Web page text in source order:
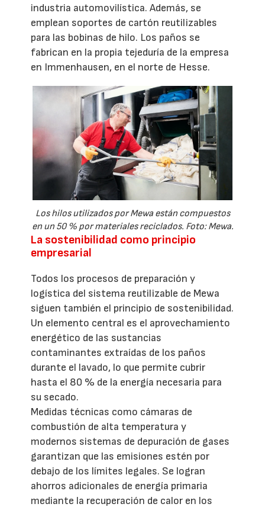
industria automovilística. Además, se
emplean soportes de cartón reutilizables
para las bobinas de hilo. Los paños se
fabrican en la propia tejeduría de la empresa
en Immenhausen, en el norte de Hesse.
Los hilos utilizados por Mewa están compuestos
en un 50 % por materiales reciclados. Foto: Mewa.
La sostenibilidad como principio
empresarial
Todos los procesos de preparación y
logística del sistema reutilizable de Mewa
siguen también el principio de sostenibilidad.
Un elemento central es el aprovechamiento
energético de las sustancias
contaminantes extraídas de los paños
durante el lavado, lo que permite cubrir
hasta el 80 % de la energía necesaria para
su secado.
Medidas técnicas como cámaras de
combustión de alta temperatura y
modernos sistemas de depuración de gases
garantizan que las emisiones estén por
debajo de los límites legales. Se logran
ahorros adicionales de energía primaria
mediante la recuperación de calor en los